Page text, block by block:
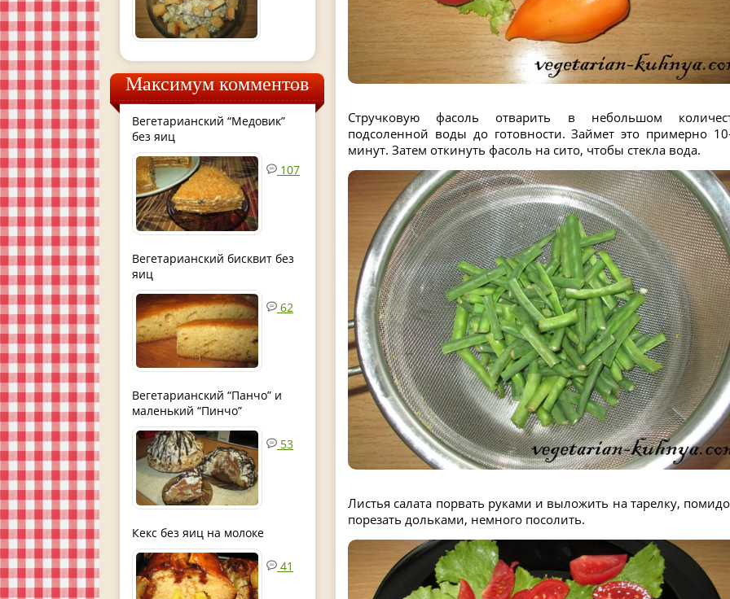
Максимум комментов
Вегетарианский “Медовик”
без яиц
107
Вегетарианский бисквит без
яиц
62
Вегетарианский “Панчо” и
маленький “Пинчо”
53
Кекс без яиц на молоке
41
Стручковую фасоль отварить в небольшом
подсоленной воды до готовности. Займет это примерно
минут. Затем откинуть фасоль на сито, чтобы стекла вода.
Листья салата порвать руками и выложить на тарелку,
порезать дольками, немного посолить.